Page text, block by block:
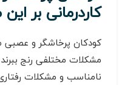
کاردرمانی بر
کودکان پرخاشگر و
مشکلات مختلفی رنج
نامناسب و مشکلات